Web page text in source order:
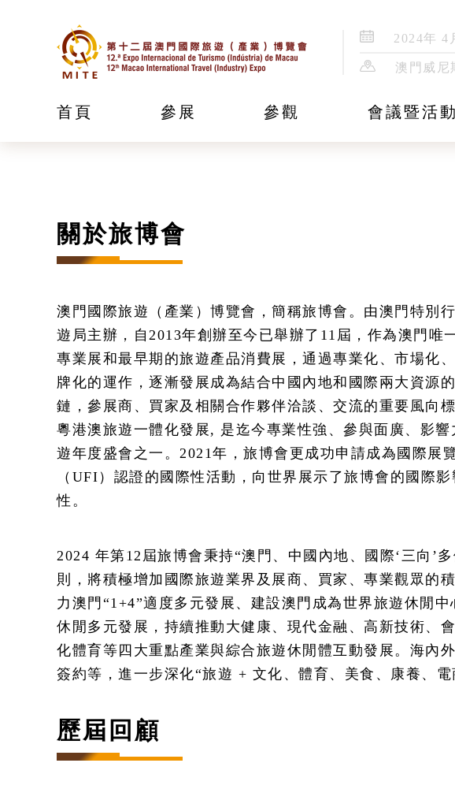
2024年 4
澳門威尼
首頁 參展 參觀 會議暨活動
關於旅博會
澳門國際旅遊（產業）博覽會，簡稱旅博會。由澳門特別
遊局主辦，自2013年創辦至今已舉辦了11屆，作為澳門唯
專業展和最早期的旅遊產品消費展，通過專業化、市場化
牌化的運作，逐漸發展成為結合中國內地和國際兩大資源
鏈，參展商、買家及相關合作夥伴洽談、交流的重要風向
粵港澳旅遊一體化發展, 是迄今專業性強、參與面廣、影響
遊年度盛會之一。2021年，旅博會更成功申請成為國際展
（UFI）認證的國際性活動，向世界展示了旅博會的國際
性。
2024 年第12屆旅博會秉持“澳門、中國內地、國際‘三向’
則，將積極增加國際旅遊業界及展商、買家、專業觀眾的
力澳門“1+4”適度多元發展、建設澳門成為世界旅遊休閒中
休閒多元發展，持續推動大健康、現代金融、高新技術、
化體育等四大重點產業與綜合旅遊休閒體互動發展。海內
簽約等，進一步深化“旅遊 + 文化、體育、美食、康養、電
歷屆回顧